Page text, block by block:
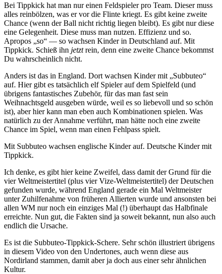
Bei Tippkick hat man nur einen Feldspieler pro Team. Dieser muss
alles reinbölzen, was er vor die Flinte kriegt. Es gibt keine zweite
Chance (wenn der Ball nicht richtig liegen bleibt). Es gibt nur diese
eine Gelegenheit. Diese muss man nutzen. Effizienz und so.
Apropos „so“ — so wachsen Kinder in Deutschland auf. Mit
Tippkick. Schieß ihn jetztrein, denn eine zweite Chance bekommst
Du wahrscheinlich nicht.
Anders ist das in England. Dort wachsen Kinder mit „Subbuteo“
auf. Hier gibt es tatsächlich elf Spieler auf dem Spielfeld (und
übrigens fantastisches Zubehör, für das man fast sein
Weihnachtsgeld ausgeben würde, weil es so liebevoll und so schön
ist), aber hier kann man eben auch Kombinationen spielen. Was
natürlich zu der Annahme verführt, man hätte noch eine zweite
Chance im Spiel, wenn man einen Fehlpass spielt.
Mit Subbuteo wachsen englische Kinder auf. Deutsche Kinder mit
Tippkick.
Ich denke, es gibt hier keine Zweifel, dass damit der Grund für die
vier Weltmeistertitel (plus vier Vize-Weltmeistertitel) der Deutschen
gefunden wurde, während England gerade ein Mal Weltmeister
unter Zuhilfenahme von früheren Allierten wurde und ansonsten bei
allen WM nur noch ein einziges Mal (!) überhaupt das Halbfinale
erreichte. Nun gut, die Fakten sind ja soweit bekannt, nun also auch
endlich die Ursache.
Es ist die Subbuteo-Tippkick-Schere. Sehr schön illustriert übrigens
in diesem Video von den Undertones, auch wenn diese aus
Nordirland stammen, damit aber ja doch aus einer sehr ähnlichen
Kultur.